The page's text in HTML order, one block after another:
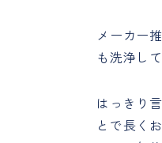
メーカー
も洗浄し
はっきり
とで長く